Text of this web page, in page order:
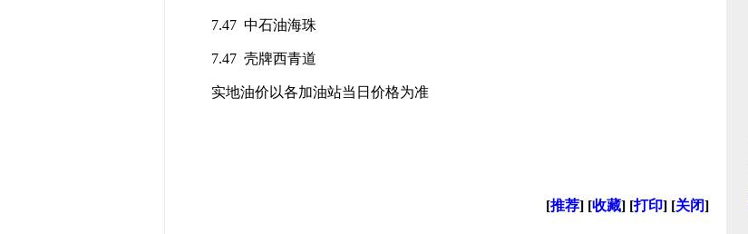
7.47 中石油海珠
7.47 壳牌西青道
实地油价以各加油站当日价格为准
[推荐] [收藏] [打印] [关闭]